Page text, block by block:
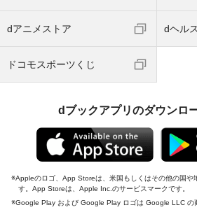
dアニメストア dヘル
ドコモスポーツくじ
dブックアプリのダウンロ
Appleのロゴ、App Storeは、米国もしくはその他の国
す。App Storeは、Apple Inc.のサービスマークです。
Google Play および Google Play ロゴは Google LLC の